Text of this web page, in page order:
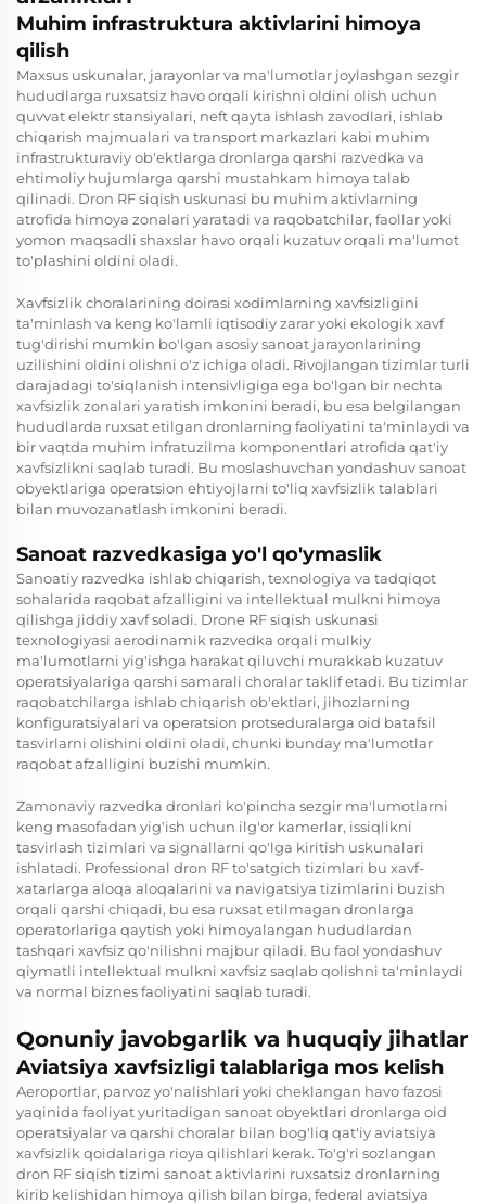
Muhim infrastruktura aktivlarini himoya
qilish
Maxsus uskunalar, jarayonlar va ma'lumotlar joylashgan sezgir
hududlarga ruxsatsiz havo orqali kirishni oldini olish uchun
quvvat elektr stansiyalari, neft qayta ishlash zavodlari, ishlab
chiqarish majmualari va transport markazlari kabi muhim
infrastrukturaviy ob'ektlarga dronlarga qarshi razvedka va
ehtimoliy hujumlarga qarshi mustahkam himoya talab
qilinadi. Dron RF siqish uskunasi bu muhim aktivlarning
atrofida himoya zonalari yaratadi va raqobatchilar, faollar yoki
yomon maqsadli shaxslar havo orqali kuzatuv orqali ma'lumot
to'plashini oldini oladi.
Xavfsizlik choralarining doirasi xodimlarning xavfsizligini
ta'minlash va keng ko'lamli iqtisodiy zarar yoki ekologik xavf
tug'dirishi mumkin bo'lgan asosiy sanoat jarayonlarining
uzilishini oldini olishni o'z ichiga oladi. Rivojlangan tizimlar turli
darajadagi to'siqlanish intensivligiga ega bo'lgan bir nechta
xavfsizlik zonalari yaratish imkonini beradi, bu esa belgilangan
hududlarda ruxsat etilgan dronlarning faoliyatini ta'minlaydi va
bir vaqtda muhim infratuzilma komponentlari atrofida qat'iy
xavfsizlikni saqlab turadi. Bu moslashuvchan yondashuv sanoat
obyektlariga operatsion ehtiyojlarni to'liq xavfsizlik talablari
bilan muvozanatlash imkonini beradi.
Sanoat razvedkasiga yo'l qo'ymaslik
Sanoatiy razvedka ishlab chiqarish, texnologiya va tadqiqot
sohalarida raqobat afzalligini va intellektual mulkni himoya
qilishga jiddiy xavf soladi. Drone RF siqish uskunasi
texnologiyasi aerodinamik razvedka orqali mulkiy
ma'lumotlarni yig'ishga harakat qiluvchi murakkab kuzatuv
operatsiyalariga qarshi samarali choralar taklif etadi. Bu tizimlar
raqobatchilarga ishlab chiqarish ob'ektlari, jihozlarning
konfiguratsiyalari va operatsion protseduralarga oid batafsil
tasvirlarni olishini oldini oladi, chunki bunday ma'lumotlar
raqobat afzalligini buzishi mumkin.
Zamonaviy razvedka dronlari ko'pincha sezgir ma'lumotlarni
keng masofadan yig'ish uchun ilg'or kamerlar, issiqlikni
tasvirlash tizimlari va signallarni qo'lga kiritish uskunalari
ishlatadi. Professional dron RF to'satgich tizimlari bu xavf-
xatarlarga aloqa aloqalarini va navigatsiya tizimlarini buzish
orqali qarshi chiqadi, bu esa ruxsat etilmagan dronlarga
operatorlariga qaytish yoki himoyalangan hududlardan
tashqari xavfsiz qo'nilishni majbur qiladi. Bu faol yondashuv
qiymatli intellektual mulkni xavfsiz saqlab qolishni ta'minlaydi
va normal biznes faoliyatini saqlab turadi.
Qonuniy javobgarlik va huquqiy jihatlar
Aviatsiya xavfsizligi talablariga mos kelish
Aeroportlar, parvoz yo'nalishlari yoki cheklangan havo fazosi
yaqinida faoliyat yuritadigan sanoat obyektlari dronlarga oid
operatsiyalar va qarshi choralar bilan bog'liq qat'iy aviatsiya
xavfsizlik qoidalariga rioya qilishlari kerak. To'g'ri sozlangan
dron RF siqish tizimi sanoat aktivlarini ruxsatsiz dronlarning
kirib kelishidan himoya qilish bilan birga, federal aviatsiya